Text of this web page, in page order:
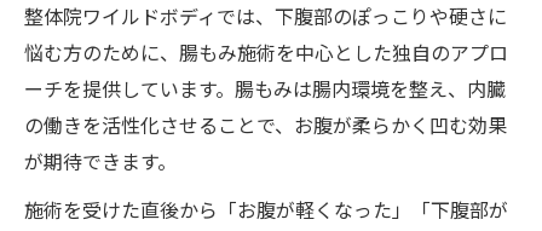
整体院ワイルドボディでは、下腹部のぽっこりや硬さに
悩む方のために、腸もみ施術を中心とした独自のアプロ
ーチを提供しています。腸もみは腸内環境を整え、内臓
の働きを活性化させることで、お腹が柔らかく凹む効果
が期待できます。
施術を受けた直後から「お腹が軽くなった」「下腹部が